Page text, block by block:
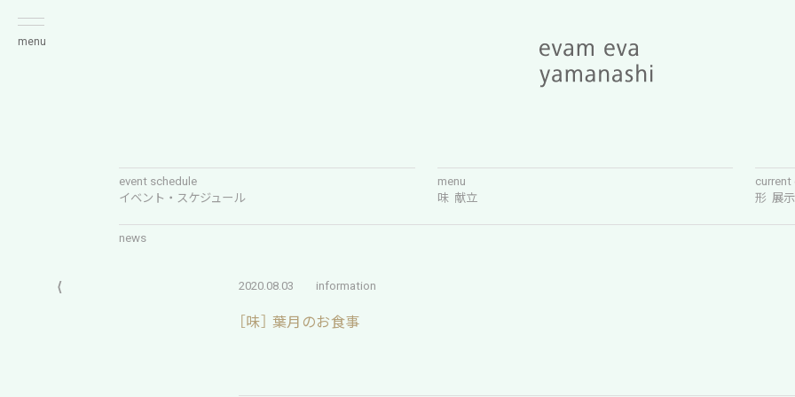
menu
event schedule
イベント・スケジュール
menu
味 献立
current
形 展示
news
⟨ 2020.08.03 information
［味］ 葉月のお食事